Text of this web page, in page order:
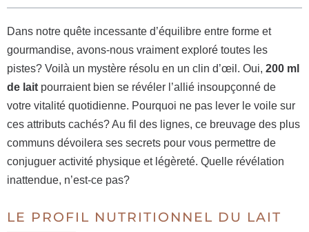
Dans notre quête incessante d’équilibre entre forme et
gourmandise, avons-nous vraiment exploré toutes les
pistes? Voilà un mystère résolu en un clin d’œil. Oui, 200 ml
de lait pourraient bien se révéler l’allié insoupçonné de
votre vitalité quotidienne. Pourquoi ne pas lever le voile sur
ces attributs cachés? Au fil des lignes, ce breuvage des plus
communs dévoilera ses secrets pour vous permettre de
conjuguer activité physique et légèreté. Quelle révélation
inattendue, n’est-ce pas?
LE PROFIL NUTRITIONNEL DU LAIT